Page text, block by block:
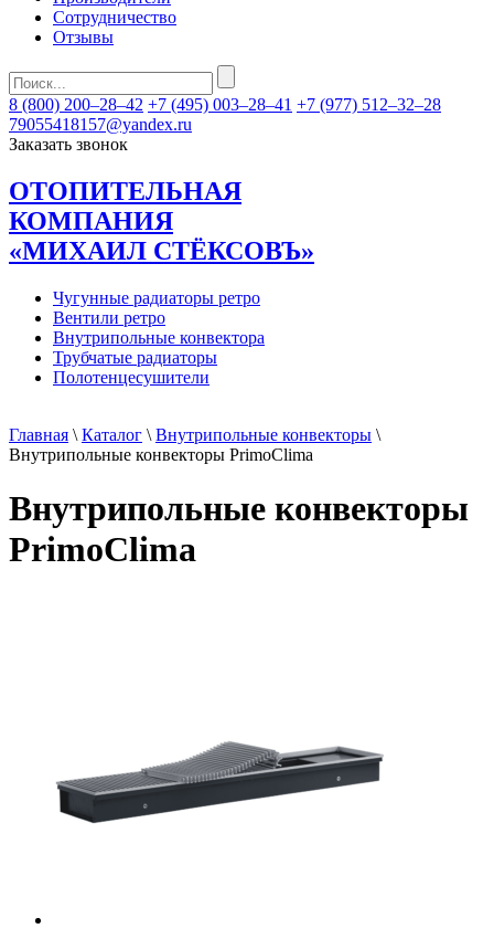
Сотрудничество
Отзывы
8 (800) 200–28–42 +7 (495) 003–28–41 +7 (977) 512–32–28
79055418157@yandex.ru
Заказать звонок
ОТОПИТЕЛЬНАЯ
КОМПАНИЯ
«МИХАИЛ СТЁКСОВЪ»
Чугунные радиаторы ретро
Вентили ретро
Внутрипольные конвектора
Трубчатые радиаторы
Полотенцесушители
Главная \ Каталог \ Внутрипольные конвекторы \
Внутрипольные конвекторы PrimoClima
Внутрипольные конвекторы
PrimoClima